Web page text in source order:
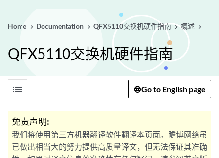
Home Documentation QFX5110交换机硬件指南 概述
QFX5110交换机硬件指南
list Go to English page
免责声明:
我们将使用第三方机器翻译软件翻译本页面。瞻博网络虽
已做出相当大的努力提供高质量译文，但无法保证其准确